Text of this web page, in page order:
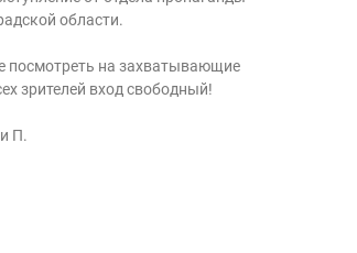
области.
посмотреть на захватывающие
зрителей вход свободный!
П.